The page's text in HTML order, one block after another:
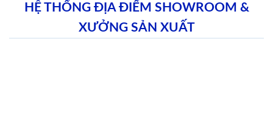
HỆ THỐNG ĐỊA ĐIỂM SHOWROOM &
XƯỞNG SẢN XUẤT